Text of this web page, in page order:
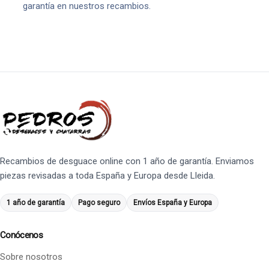
garantía en nuestros recambios.
Recambios de desguace online con 1 año de garantía. Enviamos
piezas revisadas a toda España y Europa desde Lleida.
1 año de garantía Pago seguro Envíos España y Europa
Conócenos
Sobre nosotros